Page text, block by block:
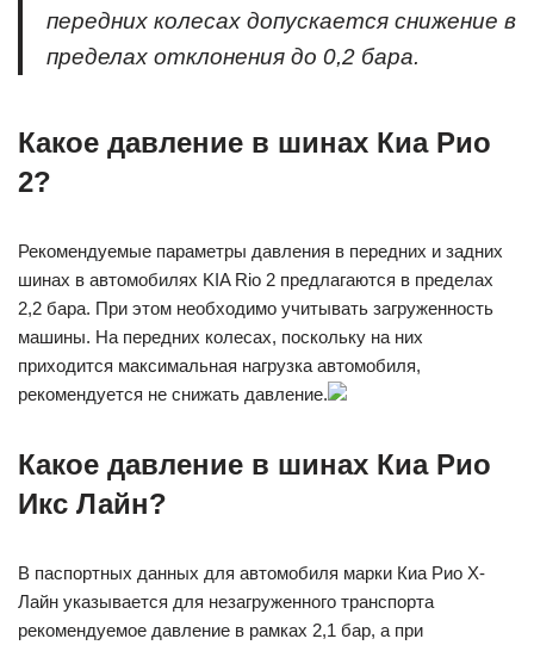
передних колесах допускается снижение в
пределах отклонения до 0,2 бара.
Какое давление в шинах Киа Рио
2?
Рекомендуемые параметры давления в передних и задних
шинах в автомобилях KIA Rio 2 предлагаются в пределах
2,2 бара. При этом необходимо учитывать загруженность
машины. На передних колесах, поскольку на них
приходится максимальная нагрузка автомобиля,
рекомендуется не снижать давление.
Какое давление в шинах Киа Рио
Икс Лайн?
В паспортных данных для автомобиля марки Киа Рио Х-
Лайн указывается для незагруженного транспорта
рекомендуемое давление в рамках 2,1 бар, а при